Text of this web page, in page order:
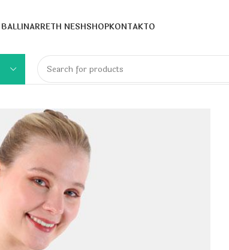
BALLINARRETH NESHSHOPKONTAKTO